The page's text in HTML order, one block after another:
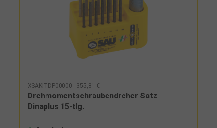
XSAKITDP00000 - 355,81 €
Drehmomentschraubendreher Satz
Dinaplus 15-tlg.